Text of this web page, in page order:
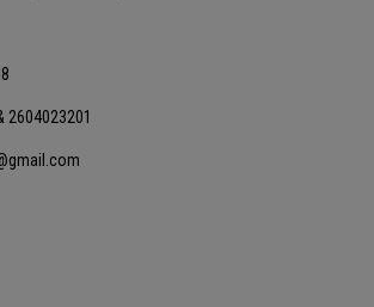
2604023201